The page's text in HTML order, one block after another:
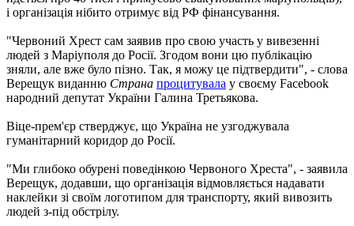
і організація нібито отримує від РФ фінансування.
"Червоний Хрест сам заявив про свою участь у вивезенні
людей з Маріуполя до Росії. Згодом вони цю публікацію
зняли, але вже було пізно. Так, я можу це підтвердити", - слова
Верещук виданню Страна процитувала у своєму Facebook
народний депутат України Галина Третьякова.
Віце-прем'єр стверджує, що Україна не узгоджувала
гуманітарний коридор до Росії.
"Ми глибоко обурені поведінкою Червоного Хреста", - заявила
Верещук, додавши, що організація відмовляється надавати
наклейки зі своїм логотипом для транспорту, який вивозить
людей з-під обстрілу.